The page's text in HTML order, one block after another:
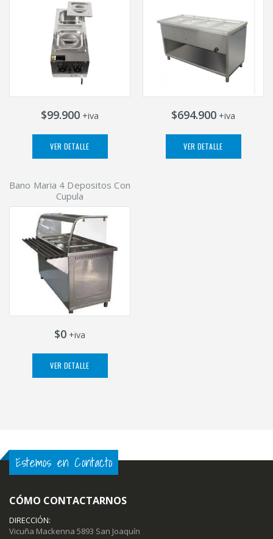
$99.900 +iva
VER DETALLE
$694.900 +iva
VER DETALLE
Bano Maria 4 Depositos Con
Cupula
$0 +iva
VER DETALLE
Estemos en Contacto
CÓMO CONTACTARNOS
DIRECCIÓN:
Vicuña Mackenna 5893 San Joaquín